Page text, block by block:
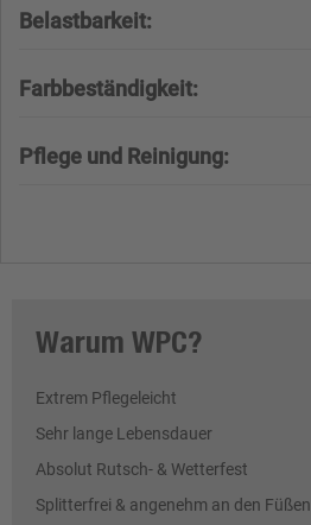
Belastbarkeit:
Farbbeständigkeit:
Pflege und Reinigung:
Warum WPC?
Extrem Pflegeleicht
Sehr lange Lebensdauer
Absolut Rutsch- & Wetterfest
Splitterfrei & angenehm an den Füßen